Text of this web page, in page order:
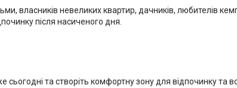
власників невеликих квартир, дачників, любителів
після насиченого дня.
сьогодні та створіть комфортну зону для відпочинку та